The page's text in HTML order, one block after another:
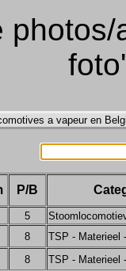
P/B
5
8
TSP - Materieel
8
TSP - Materieel